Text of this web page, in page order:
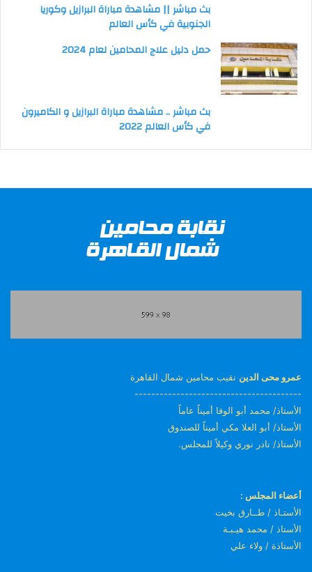
بث مباشر || مشاهدة مباراة البرازيل وكوريا
الجنوبية في كأس العالم
حمل دليل علاج المحامين لعام 2024
بث مباشر .. مشاهدة مباراة البرازيل و الكاميرون
في كأس العالم 2022
عمرو محى الدين نقيب محامين شمال القاهرة
----------------------------------------
الأستاذ/ محمد أبو الوفا أميناً عاماً
الأستاذ/ أبو العلا مكي أميناً للصندوق
الأستاذ/ نادر نوري وكيلاً للمجلس.
أعضاء المجلس :
الأستـاذ / طــارق بخيت
الأستاذ / محمد هيـبـة
الأستاذة / ولاء علي